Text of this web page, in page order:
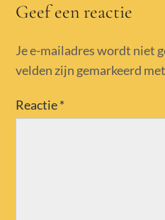
Geef een reactie
Je e-mailadres wordt niet
velden zijn gemarkeerd met
Reactie*